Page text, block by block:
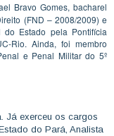
Bravo Gomes, bacharel
(FND – 2008/2009) e
Estado pela Pontifícia
Rio. Ainda, foi membro
e Penal Militar do 5º
Já exerceu os cargos
do Pará, Analista